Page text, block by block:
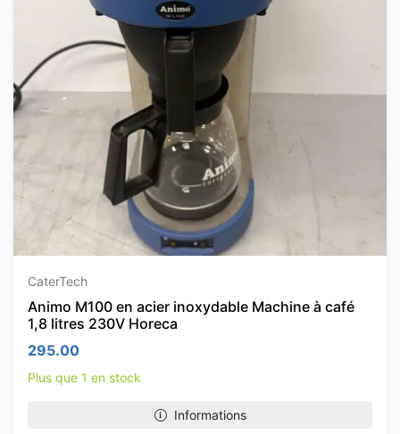
CaterTech
Animo M100 en acier inoxydable Machine à café
1,8 litres 230V Horeca
295.00
Plus que 1 en stock
Informations